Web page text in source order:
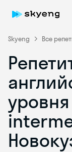
Skyeng Все
online